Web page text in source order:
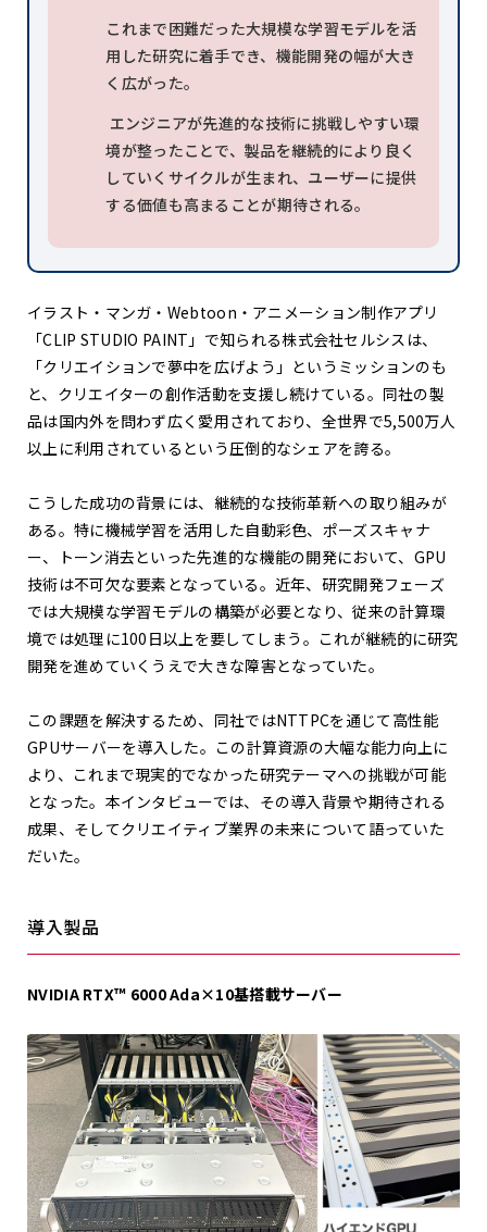
これまで困難だった大規模な学習モデルを活
用した研究に着手でき、機能開発の幅が大き
く広がった。
エンジニアが先進的な技術に挑戦しやすい環
境が整ったことで、製品を継続的により良く
していくサイクルが生まれ、ユーザーに提供
する価値も高まることが期待される。
イラスト・マンガ・ Webtoon ・アニメーション制作アプリ
「CLIP STUDIO PAINT 」で知られる株式会社セルシス は、
「クリエイションで夢中を広げよう」というミッションのも
と、クリエイターの創作活動を支援し続けている。同社の製
品は国内外を問わず広く愛用されており、全世界で5,500万人
以上 に利用されているという圧倒的なシェアを誇る。
こうした成功の背景には、継続的な技術革新への取り組みが
ある。特に機械学習を活用した自動彩色、 ポーズスキャナ
ー、
トーン消去といった先進的な機能の開発において、 GPU
技術は不可欠な要素となっている。近年、研究開発フェーズ
では大規模な学習モデルの構築が必要となり、従来の計算環
境では処理に100 日以上を要してしまう。 これが継続的に研究
開発を進めていくうえで大きな障害となっていた。
この課題を解決するため、同社ではNTTPCを通じて高性能
GPUサーバーを導入した。この計算資源の大幅な能力向上に
より、これまで現実的でなかった研究テーマへの挑戦が可能
となった。本インタビューでは、その導入背景や期待される
成果、そしてクリエイティブ業界の未来について語っていた
だいた。
導入製品
NVIDIA RTX™ 6000 Ada×10基搭載サーバー